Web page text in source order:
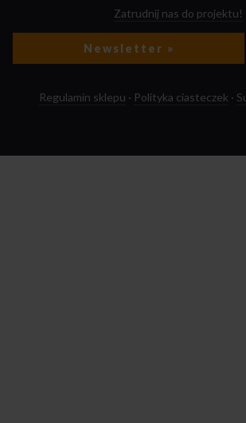
Zatrudnij nas do projektu!
Newsletter »
Regulamin sklepu · Polityka ciasteczek ·